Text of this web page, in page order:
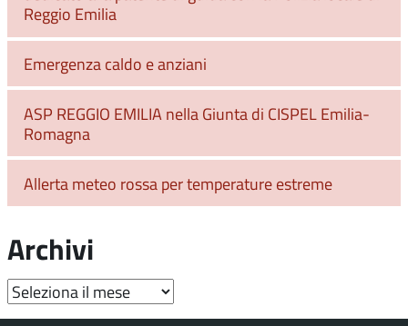
Reggio Emilia
Emergenza caldo e anziani
ASP REGGIO EMILIA nella Giunta di CISPEL Emilia-
Romagna
Allerta meteo rossa per temperature estreme
Archivi
Archivi